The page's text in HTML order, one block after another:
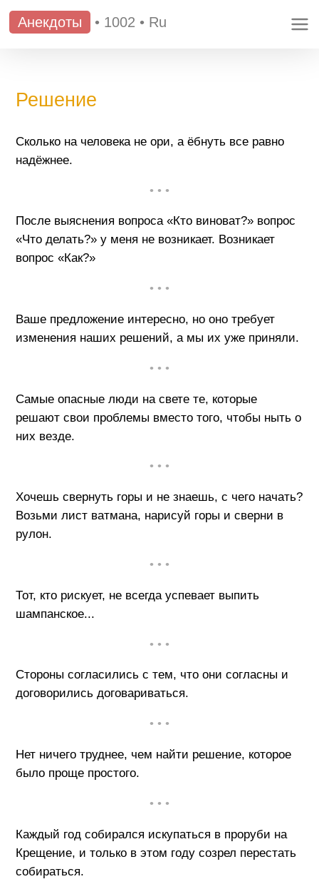
Анекдоты • 1002 • Ru
Решение
Сколько на человека не ори, а ёбнуть все равно
надёжнее.
• • •
После выяснения вопроса «Кто виноват?» вопрос
«Что делать?» у меня не возникает. Возникает
вопрос «Как?»
• • •
Ваше предложение интересно, но оно требует
изменения наших решений, а мы их уже приняли.
• • •
Самые опасные люди на свете те, которые
решают свои проблемы вместо того, чтобы ныть о
них везде.
• • •
Хочешь свернуть горы и не знаешь, с чего начать?
Возьми лист ватмана, нарисуй горы и сверни в
рулон.
• • •
Тот, кто рискует, не всегда успевает выпить
шампанское...
• • •
Стороны согласились с тем, что они согласны и
договорились договариваться.
• • •
Нет ничего труднее, чем найти решение, которое
было проще простого.
• • •
Каждый год собирался искупаться в проруби на
Крещение, и только в этом году созрел перестать
собираться.